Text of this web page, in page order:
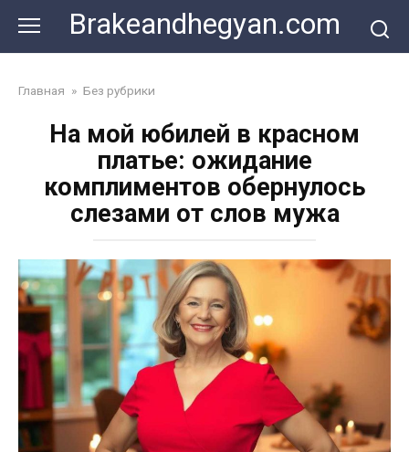
content
Brakeandhegyan.com
Главная » Без рубрики
На мой юбилей в красном
платье: ожидание
комплиментов обернулось
слезами от слов мужа